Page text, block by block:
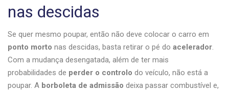
nas descidas
Se quer mesmo poupar, então não deve colocar o carro em
ponto morto nas descidas, basta retirar o pé do acelerador.
Com a mudança desengatada, além de ter mais
probabilidades de perder o controlo do veículo, não está a
poupar. A borboleta de admissão deixa passar combustível e,